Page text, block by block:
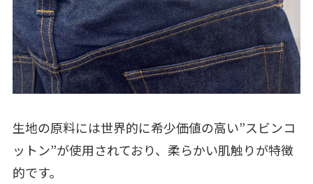
生地の原料には世界的に希少価値の高い”スビンコ
ットン”が使用されており、柔らかい肌触りが特徴
的です。